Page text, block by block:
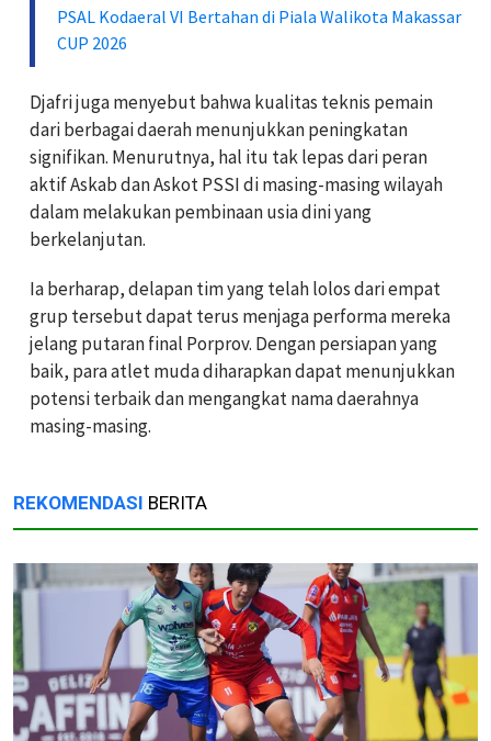
PSAL Kodaeral VI Bertahan di Piala Walikota Makassar
CUP 2026
Djafri juga menyebut bahwa kualitas teknis pemain
dari berbagai daerah menunjukkan peningkatan
signifikan. Menurutnya, hal itu tak lepas dari peran
aktif Askab dan Askot PSSI di masing-masing wilayah
dalam melakukan pembinaan usia dini yang
berkelanjutan.
Ia berharap, delapan tim yang telah lolos dari empat
grup tersebut dapat terus menjaga performa mereka
jelang putaran final Porprov. Dengan persiapan yang
baik, para atlet muda diharapkan dapat menunjukkan
potensi terbaik dan mengangkat nama daerahnya
masing-masing.
REKOMENDASI BERITA